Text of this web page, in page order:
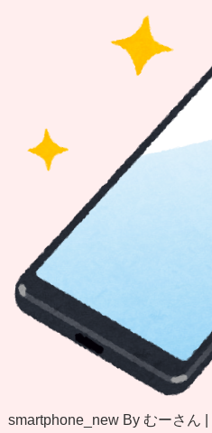
smartphone_new By むーさん